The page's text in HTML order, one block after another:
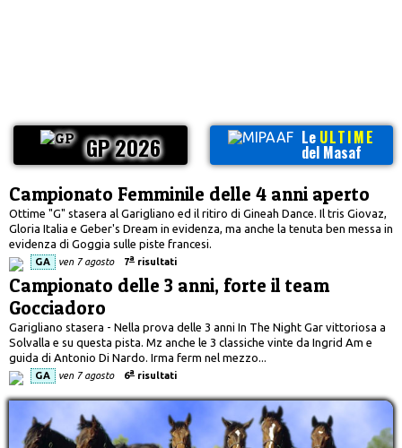
GP 2026 Le ULTIME
del Masaf
Campionato Femminile delle 4 anni aperto
Ottime "G" stasera al Garigliano ed il ritiro di Gineah Dance. Il tris Giovaz,
Gloria Italia e Geber's Dream in evidenza, ma anche la tenuta ben messa in
evidenza di Goggia sulle piste francesi.
GA ven 7 agosto 7a risultati
Campionato delle 3 anni, forte il team
Gocciadoro
Garigliano stasera - Nella prova delle 3 anni In The Night Gar vittoriosa a
Solvalla e su questa pista. Mz anche le 3 classiche vinte da Ingrid Am e
guida di Antonio Di Nardo. Irma ferm nel mezzo...
GA ven 7 agosto 6a risultati